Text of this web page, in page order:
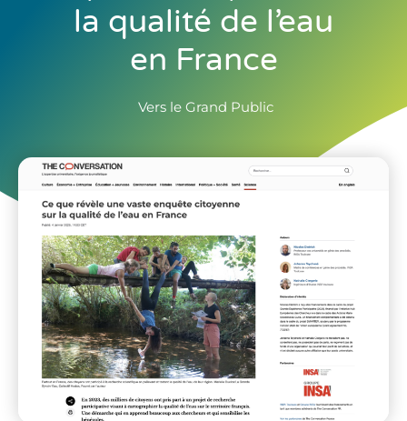
la qualité de l’eau
en France
Vers le Grand Public